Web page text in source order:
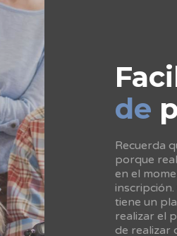
de
Recuerda
porque
en el
tiene un
realizar el
de realizar